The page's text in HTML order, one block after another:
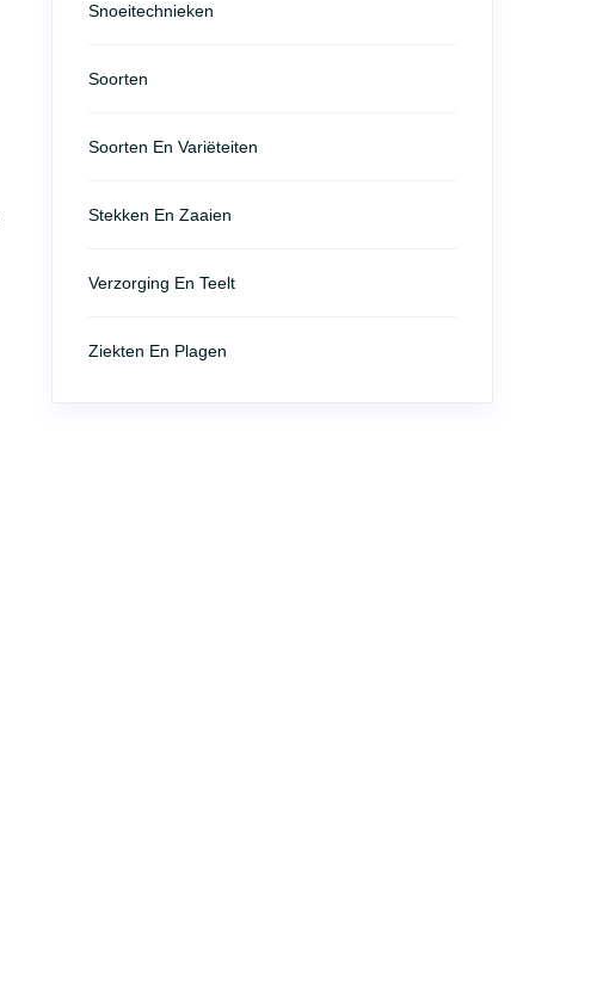
Snoeitechnieken
Soorten
Soorten En Variëteiten
Stekken En Zaaien
Verzorging En Teelt
Ziekten En Plagen